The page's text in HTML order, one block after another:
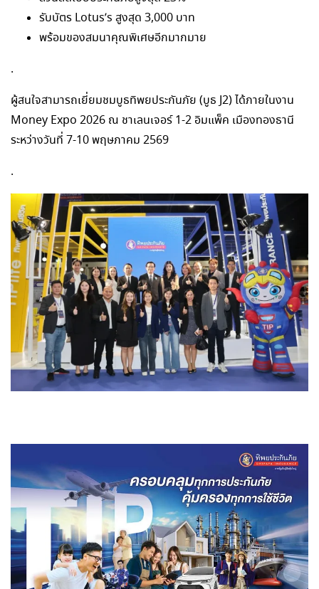
รับบัตร Lotus’s สูงสุด 3,000 บาท
พร้อมของสมนาคุณพิเศษอีกมากมาย
.
ผู้สนใจสามารถเยี่ยมชมบูธทิพยประกันภัย (บูธ J2) ได้ภายในงาน
Money Expo 2026 ณ ชาเลนเจอร์ 1-2 อิมแพ็ค เมืองทองธานี
ระหว่างวันที่ 7-10 พฤษภาคม 2569
.